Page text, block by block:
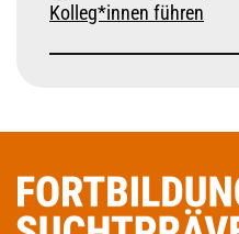
Kolleg*innen führen